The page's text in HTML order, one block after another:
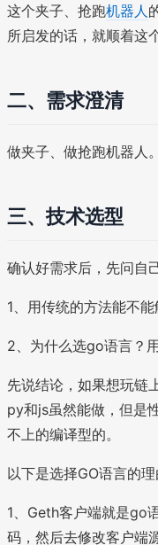
这个夹子、抢跑机器人
所启发的话，就顺着这
二、需求澄清
做夹子、做抢跑机器人。
三、技术选型
确认好需求后，先问自
1、用传统的方法能不能
2、为什么选go语言？
先说结论，如果想玩链
py和js虽然能做，但是
不上的编译型的。
以下是选择GO语言的理
1、Geth客户端就是go
码，然后去修改客户端